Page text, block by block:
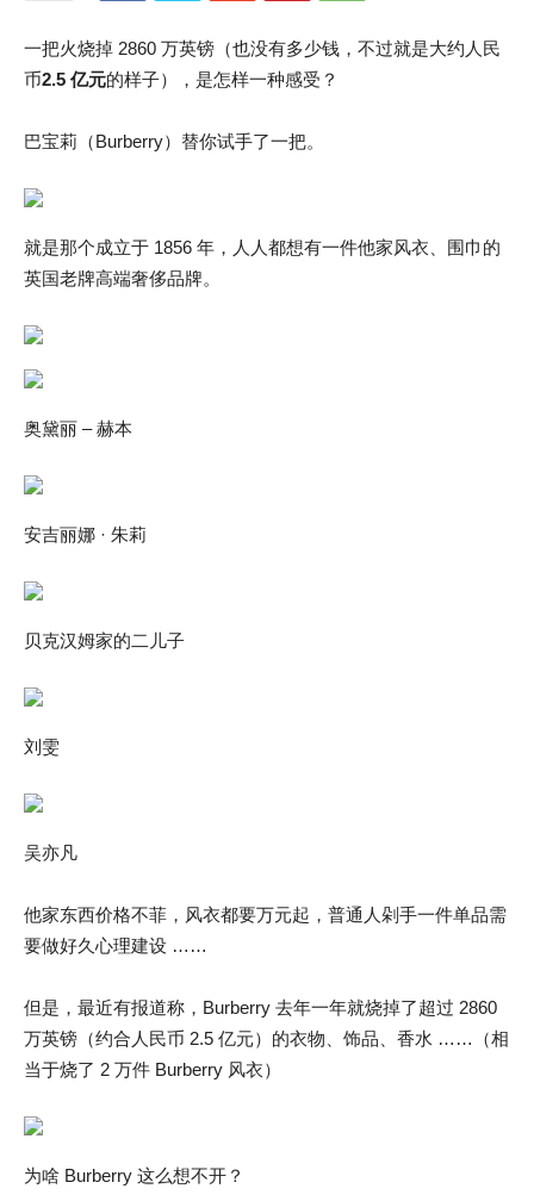
一把火烧掉 2860 万英镑（也没有多少钱，不过就是大约人民
币2.5 亿元的样子），是怎样一种感受？
巴宝莉（Burberry）替你试手了一把。
就是那个成立于 1856 年，人人都想有一件他家风衣、围巾的
英国老牌高端奢侈品牌。
奥黛丽 – 赫本
安吉丽娜 · 朱莉
贝克汉姆家的二儿子
刘雯
吴亦凡
他家东西价格不菲，风衣都要万元起，普通人剁手一件单品需
要做好久心理建设 ……
但是，最近有报道称，Burberry 去年一年就烧掉了超过 2860
万英镑（约合人民币 2.5 亿元）的衣物、饰品、香水 ……（相
当于烧了 2 万件 Burberry 风衣）
为啥 Burberry 这么想不开？